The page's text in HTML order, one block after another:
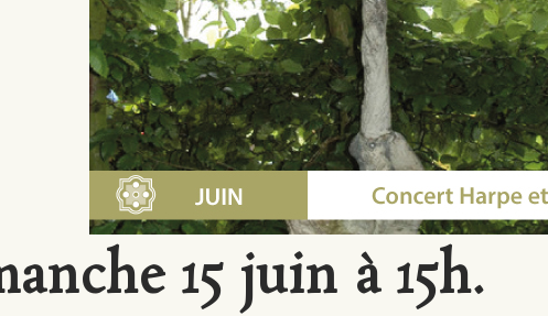
15 juin à 15h.